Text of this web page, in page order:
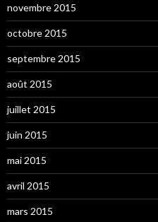
novembre 2015
octobre 2015
septembre 2015
août 2015
juillet 2015
juin 2015
mai 2015
avril 2015
mars 2015